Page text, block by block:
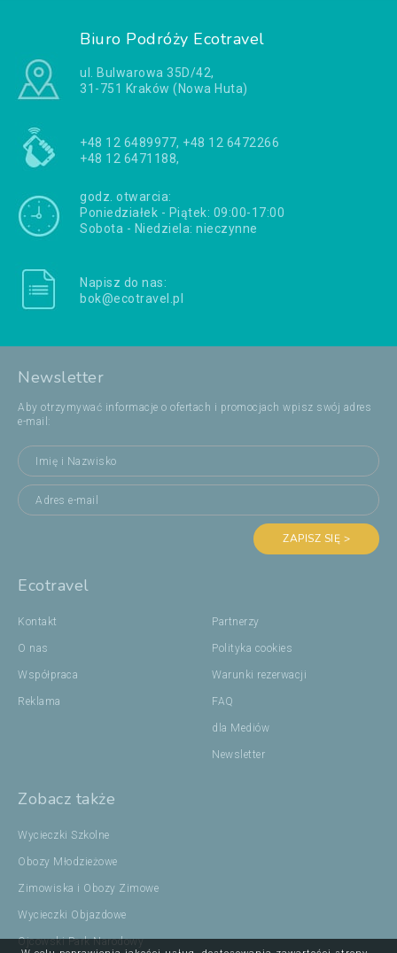
Biuro Podróży Ecotravel
ul. Bulwarowa 35D/42,
31-751 Kraków (Nowa Huta)
+48 12 6489977, +48 12 6472266
+48 12 6471188,
godz. otwarcia:
Poniedziałek - Piątek: 09:00-17:00
Sobota - Niedziela: nieczynne
Napisz do nas:
bok@ecotravel.pl
Newsletter
Aby otrzymywać informacje o ofertach i promocjach wpisz swój adres
e-mail:
ZAPISZ SIĘ >
Ecotravel
Kontakt
O nas
Współpraca
Reklama
Partnerzy
Polityka cookies
Warunki rezerwacji
FAQ
dla Mediów
Newsletter
Zobacz także
Wycieczki Szkolne
Obozy Młodzieżowe
Zimowiska i Obozy Zimowe
Wycieczki Objazdowe
Ojcowski Park Narodowy